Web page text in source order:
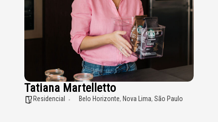
Tatiana Martelletto
Residencial Belo Horizonte, Nova Lima,São Paulo